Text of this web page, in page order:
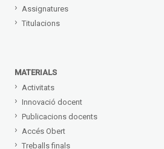
Assignatures
Titulacions
MATERIALS
Activitats
Innovació docent
Publicacions docents
Accés Obert
Treballs finals